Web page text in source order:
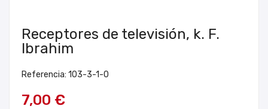
Receptores de televisión, k. F.
Ibrahim
Referencia: 103-3-1-0
7,00 €